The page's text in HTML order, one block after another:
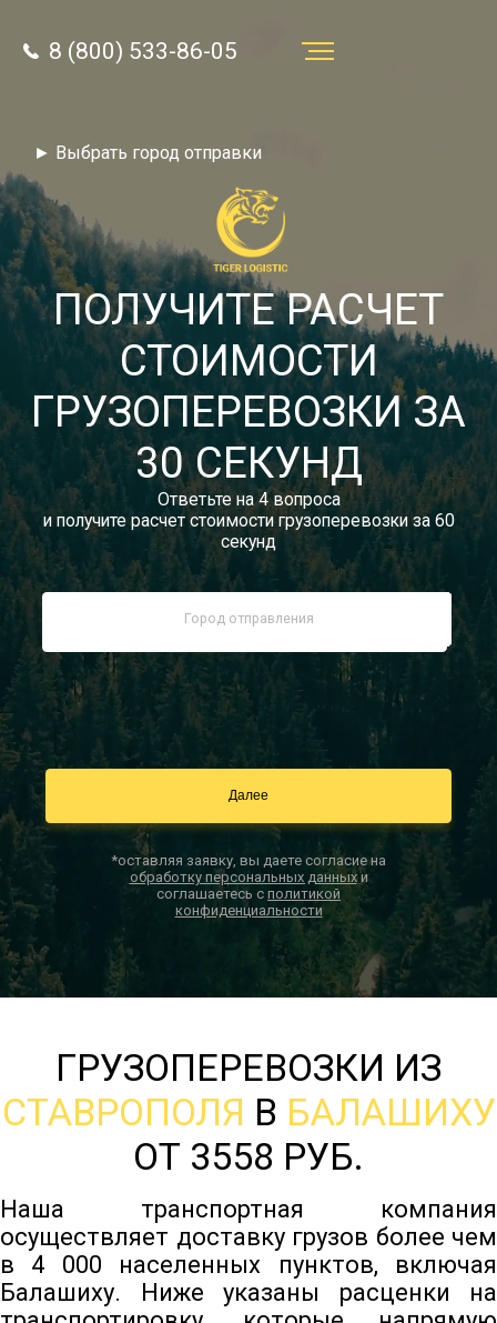
8 (800) 533-86-05
Звонок по России бесплатный
autotransport24@yandex.ru
Заказать звонок
Тарифы
Отзывы
Статьи
Новости
Документы
Контакты
► Выбрать город отправки
8 (800) 533-86-05
ПОЛУЧИТЕ РАСЧЕТ
СТОИМОСТИ
ГРУЗОПЕРЕВОЗКИ ЗА
30 СЕКУНД
Ответьте на 4 вопроса
и получите расчет стоимости грузоперевозки за 60
секунд
*оставляя заявку, вы даете согласие на
обработку персональных данныхи
соглашаетесь с политикой
конфиденциальности
ГРУЗОПЕРЕВОЗКИ ИЗ
СТАВРОПОЛЯ В БАЛАШИХУ
ОТ 3558 РУБ.
Наша транспортная компания
осуществляет доставку грузов более чем
в 4 000 населенных пунктов, включая
Балашиху. Ниже указаны расценки на